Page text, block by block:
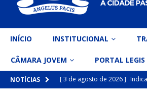
INÍCIO INSTITUCIONAL
CÂMARA JOVEM PORTAL LEGIS
NOTÍCIAS [ 3 de agosto de 2026 ]